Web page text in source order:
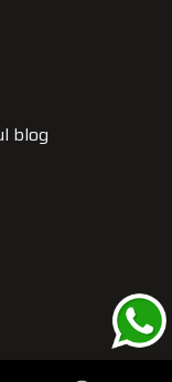
blog